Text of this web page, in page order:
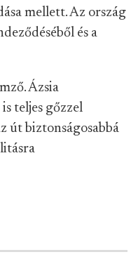
mellett. Az ország
és a
Ázsia
teljes gőzzel
út biztonságosabbá